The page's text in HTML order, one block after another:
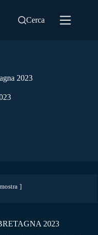
Cerca
2023
mostra
2023